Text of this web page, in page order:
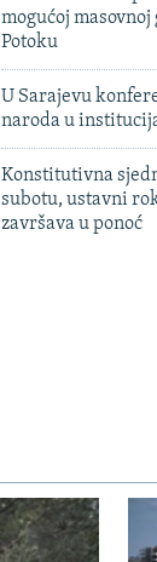
mogućoj
Potoku
U Sarajevu
naroda u
Konstitutivna
subotu, ustavni
završava u ponoć